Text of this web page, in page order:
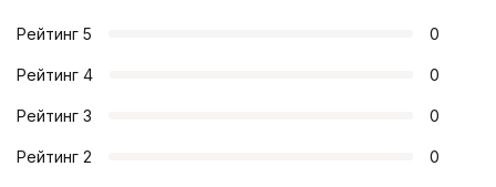
Рейтинг 5 0
Рейтинг 4 0
Рейтинг 3 0
Рейтинг 2 0